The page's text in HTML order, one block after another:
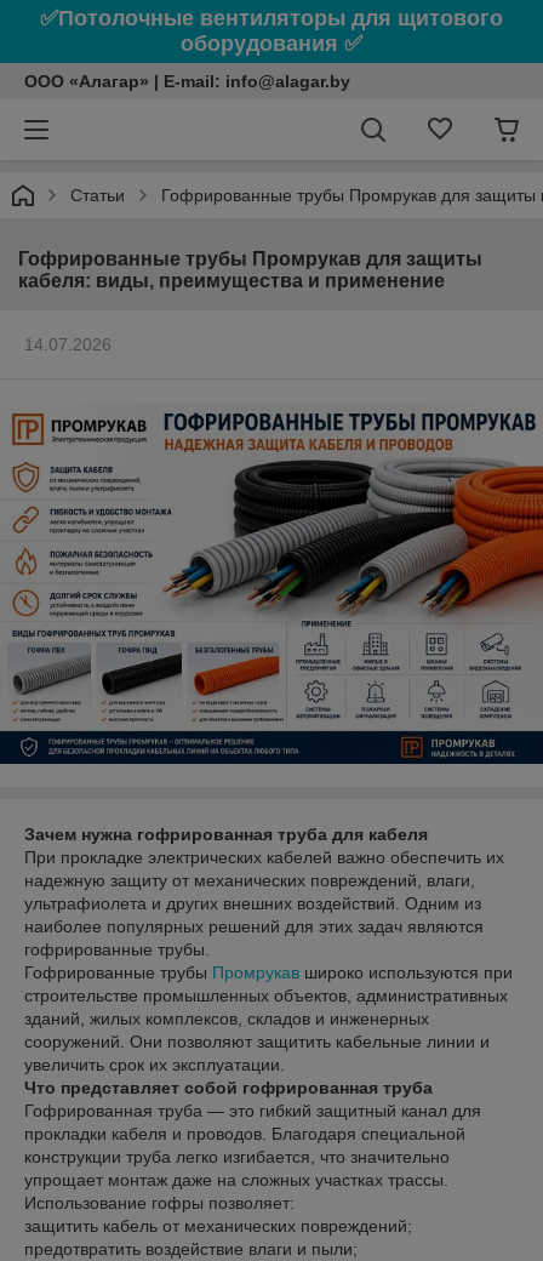
✅Потолочные вентиляторы для щитового
оборудования ✅
ООО «Алагар» | E-mail: info@alagar.by
Статьи Гофрированные трубы Промрукав для
Гофрированные трубы Промрукав для защиты
кабеля: виды, преимущества и применение
14.07.2026
Зачем нужна гофрированная труба для кабеля
При прокладке электрических кабелей важно обеспечить их
надежную защиту от механических повреждений, влаги,
ультрафиолета и других внешних воздействий. Одним из
наиболее популярных решений для этих задач являются
гофрированные трубы.
Гофрированные трубы Промрукав широко используются при
строительстве промышленных объектов, административных
зданий, жилых комплексов, складов и инженерных
сооружений. Они позволяют защитить кабельные линии и
увеличить срок их эксплуатации.
Что представляет собой гофрированная труба
Гофрированная труба — это гибкий защитный канал для
прокладки кабеля и проводов. Благодаря специальной
конструкции труба легко изгибается, что значительно
упрощает монтаж даже на сложных участках трассы.
Использование гофры позволяет:
защитить кабель от механических повреждений;
предотвратить воздействие влаги и пыли;